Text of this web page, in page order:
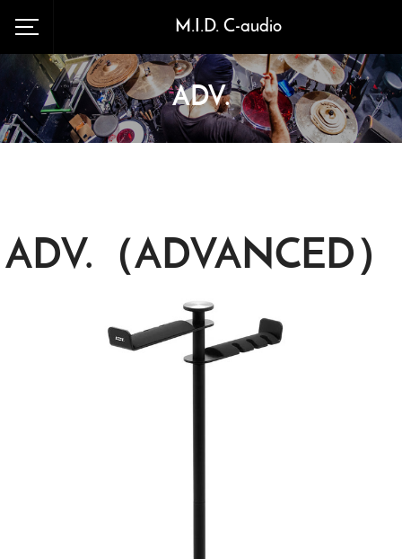
M.I.D. C-audio
ADV.
ADV.（ADVANCED）